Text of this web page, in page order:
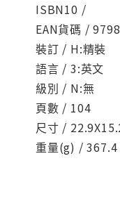
ISBN10 /
EAN貨碼 /
裝訂 / H:精裝
語言 / 3:英文
級別 / N:無
頁數 / 104
尺寸 /
重量(g) / 367.4